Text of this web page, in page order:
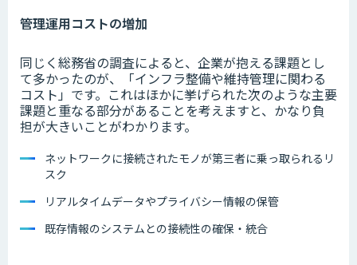
管理運用コストの増加
同じく総務省の調査によると、企業が抱える課題とし
て多かったのが、「インフラ整備や維持管理に関わる
コスト」です。これはほかに挙げられた次のような主要
課題と重なる部分があることを考えますと、かなり負
担が大きいことがわかります。
ネットワークに接続されたモノが第三者に乗っ取られるリ
スク
リアルタイムデータやプライバシー情報の保管
既存情報のシステムとの接続性の確保・統合